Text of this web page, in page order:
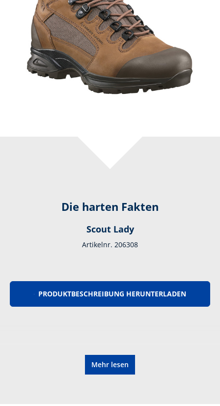
Die harten Fakten
Scout Lady
Artikelnr. 206308
PRODUKTBESCHREIBUNG HERUNTERLADEN
Mehr lesen